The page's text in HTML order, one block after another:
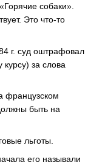
собаки».
Это что-то
г. суд оштрафовал
за слова
французском
быть на
льготы.
его называли